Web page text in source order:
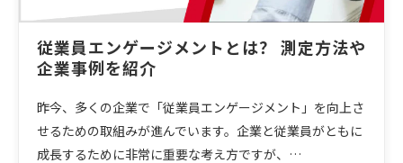
従業員エンゲージメントとは？ 測定方法や
企業事例を紹介
昨今、多くの企業で「従業員エンゲージメント」を向上さ
せるための取組みが進んでいます。企業と従業員がともに
成長するために非常に重要な考え方ですが、…